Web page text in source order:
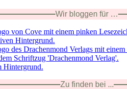
Wir bloggen für …
Zu finden bei ...